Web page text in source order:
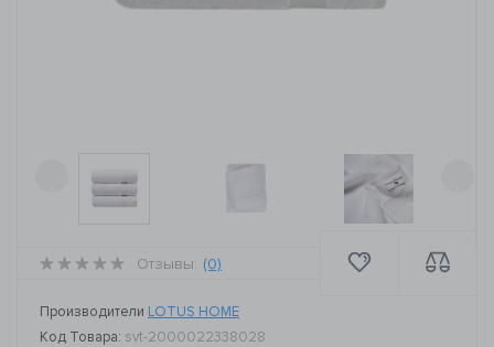
Отзывы: (0)
Производители LOTUS HOME
Код Товара: svt-2000022338028